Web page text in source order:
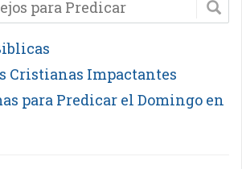
Cristianas Impactantes
para Predicar el Domingo en